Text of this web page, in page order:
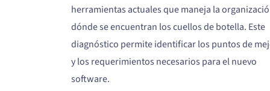
herramientas actuales que maneja la
dónde se encuentran los cuellos de botella. Este
diagnóstico permite identificar los puntos de
y los requerimientos necesarios para el nuevo
software.